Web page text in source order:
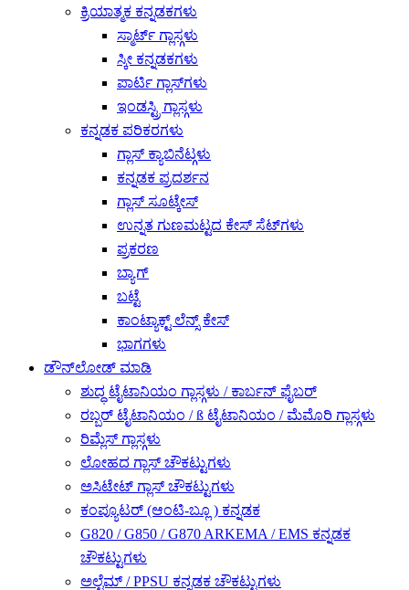
ಕ್ರಿಯಾತ್ಮಕ ಕನ್ನಡಕಗಳು
ಸ್ಮಾರ್ಟ್ ಗ್ಲಾಸ್ಗಳು
ಸ್ಕೀ ಕನ್ನಡಕಗಳು
ಪಾರ್ಟಿ ಗ್ಲಾಸ್‌ಗಳು
ಇಂಡಸ್ಟ್ರಿ ಗ್ಲಾಸ್ಗಳು
ಕನ್ನಡಕ ಪರಿಕರಗಳು
ಗ್ಲಾಸ್ ಕ್ಯಾಬಿನೆಟ್ಗಳು
ಕನ್ನಡಕ ಪ್ರದರ್ಶನ
ಗ್ಲಾಸ್ ಸೂಟ್ಕೇಸ್
ಉನ್ನತ ಗುಣಮಟ್ಟದ ಕೇಸ್ ಸೆಟ್‌ಗಳು
ಪ್ರಕರಣ
ಬ್ಯಾಗ್
ಬಟ್ಟೆ
ಕಾಂಟ್ಯಾಕ್ಟ್ ಲೆನ್ಸ್ ಕೇಸ್
ಭಾಗಗಳು
ಡೌನ್‌ಲೋಡ್ ಮಾಡಿ
ಶುದ್ಧ ಟೈಟಾನಿಯಂ ಗ್ಲಾಸ್ಗಳು / ಕಾರ್ಬನ್ ಫೈಬರ್
ರಬ್ಬರ್ ಟೈಟಾನಿಯಂ / ß ಟೈಟಾನಿಯಂ / ಮೆಮೊರಿ ಗ್ಲಾಸ್ಗಳು
ರಿಮ್ಲೆಸ್ ಗ್ಲಾಸ್ಗಳು
ಲೋಹದ ಗ್ಲಾಸ್ ಚೌಕಟ್ಟುಗಳು
ಅಸಿಟೇಟ್ ಗ್ಲಾಸ್ ಚೌಕಟ್ಟುಗಳು
ಕಂಪ್ಯೂಟರ್ (ಆಂಟಿ-ಬ್ಲೂ ) ಕನ್ನಡಕ
G820 / G850 / G870 ARKEMA / EMS ಕನ್ನಡಕ
ಚೌಕಟ್ಟುಗಳು
ಅಲ್ಟೆಮ್ / PPSU ಕನ್ನಡಕ ಚೌಕಟ್ಟುಗಳು